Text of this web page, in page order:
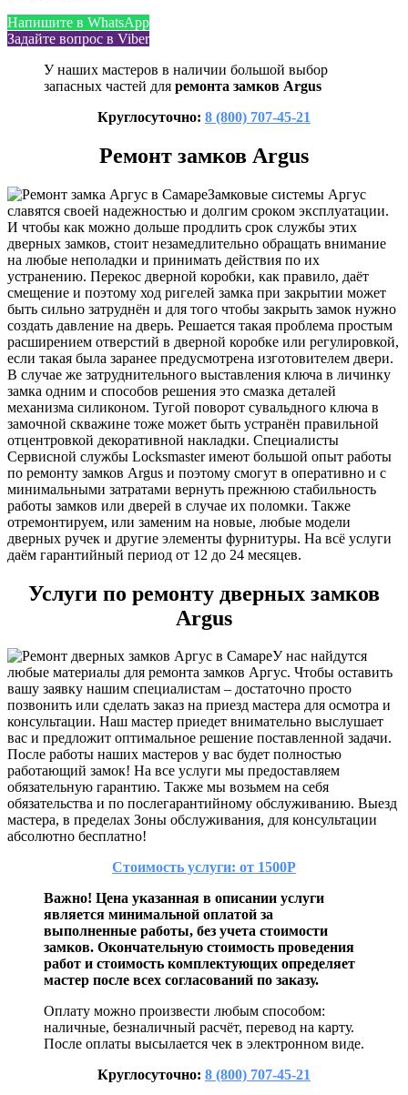
Напишите в WhatsApp
Задайте вопрос в Viber
У наших мастеров в наличии большой выбор
запасных частей для ремонта замков Argus
Круглосуточно: 8 (800) 707-45-21
Ремонт замков Argus
Замковые системы Аргус
славятся своей надежностью и долгим сроком эксплуатации.
И чтобы как можно дольше продлить срок службы этих
дверных замков, стоит незамедлительно обращать внимание
на любые неполадки и принимать действия по их
устранению. Перекос дверной коробки, как правило, даёт
смещение и поэтому ход ригелей замка при закрытии может
быть сильно затруднён и для того чтобы закрыть замок нужно
создать давление на дверь. Решается такая проблема простым
расширением отверстий в дверной коробке или регулировкой,
если такая была заранее предусмотрена изготовителем двери.
В случае же затруднительного выставления ключа в личинку
замка одним и способов решения это смазка деталей
механизма силиконом. Тугой поворот сувальдного ключа в
замочной скважине тоже может быть устранён правильной
отцентровкой декоративной накладки. Специалисты
Сервисной службы Locksmaster имеют большой опыт работы
по ремонту замков Argus и поэтому смогут в оперативно и с
минимальными затратами вернуть прежнюю стабильность
работы замков или дверей в случае их поломки. Также
отремонтируем, или заменим на новые, любые модели
дверных ручек и другие элементы фурнитуры. На всё услуги
даём гарантийный период от 12 до 24 месяцев.
Услуги по ремонту дверных замков
Argus
У нас найдутся
любые материалы для ремонта замков Аргус. Чтобы оставить
вашу заявку нашим специалистам – достаточно просто
позвонить или сделать заказ на приезд мастера для осмотра и
консультации. Наш мастер приедет внимательно выслушает
вас и предложит оптимальное решение поставленной задачи.
После работы наших мастеров у вас будет полностью
работающий замок! На все услуги мы предоставляем
обязательную гарантию. Также мы возьмем на себя
обязательства и по послегарантийному обслуживанию. Выезд
мастера, в пределах Зоны обслуживания, для консультации
абсолютно бесплатно!
Стоимость услуги: от 1500Р
Важно! Цена указанная в описании услуги
является минимальной оплатой за
выполненные работы, без учета стоимости
замков. Окончательную стоимость проведения
работ и стоимость комплектующих определяет
мастер после всех согласований по заказу.
Оплату можно произвести любым способом:
наличные, безналичный расчёт, перевод на карту.
После оплаты высылается чек в электронном виде.
Круглосуточно: 8 (800) 707-45-21